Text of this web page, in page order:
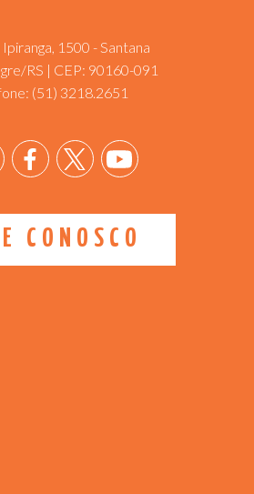
1500 - Santana
RS | CEP: 90160-091
(51) 3218.2651
CONOSCO